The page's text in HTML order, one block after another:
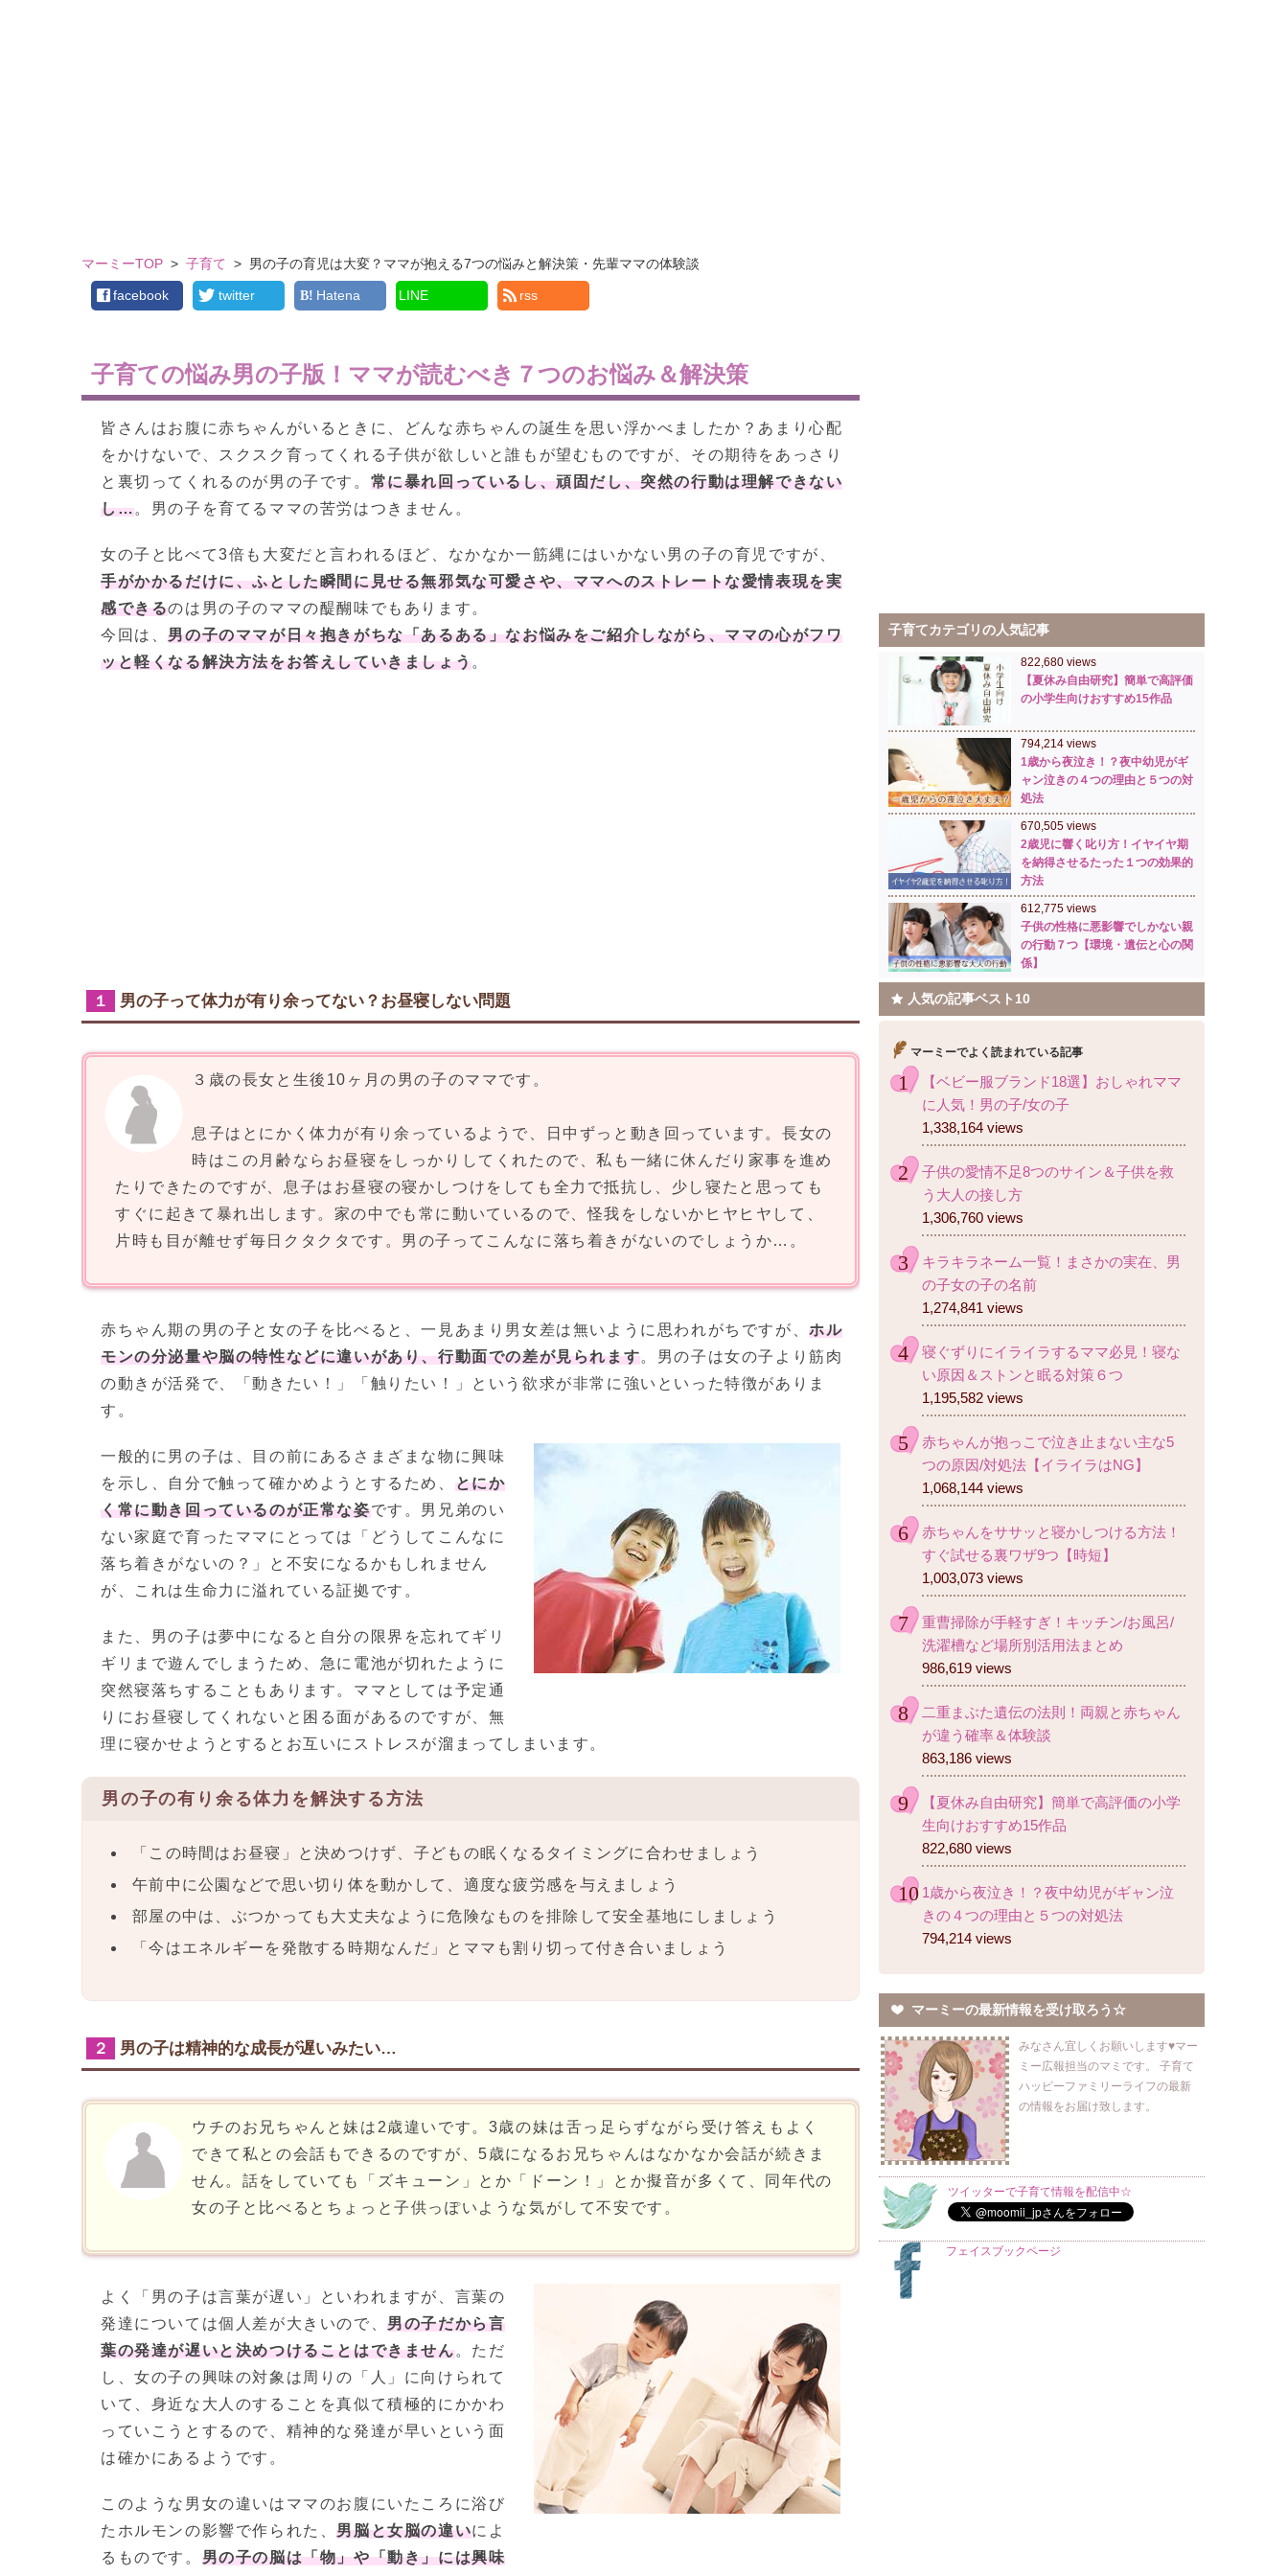
マーミーTOP > 子育て > 男の子の育児は大変？ママが抱える7つの悩みと解決策・先輩ママの体験談
facebook twitter Hatena LINE rss
子育ての悩み男の子版！ママが読むべき７つのお悩み＆解決策
皆さんはお腹に赤ちゃんがいるときに、どんな赤ちゃんの誕生を思い浮かべましたか？あまり心配
をかけないで、スクスク育ってくれる子供が欲しいと誰もが望むものですが、その期待をあっさり
と裏切ってくれるのが男の子です。 常に暴れ回っているし、頑固だし、突然の行動は理解できない
し…。男の子を育てるママの苦労はつきません。
女の子と比べて3倍も大変だと言われるほど、なかなか一筋縄にはいかない男の子の育児ですが、
手がかかるだけに、ふとした瞬間に見せる無邪気な可愛さや、ママへのストレートな愛情表現を実
感できるのは男の子のママの醍醐味でもあります。
今回は、男の子のママが日々抱きがちな「あるある」なお悩みをご紹介しながら、ママの心がフワ
ッと軽くなる解決方法をお答えしていきましょう。
１ 男の子って体力が有り余ってない？お昼寝しない問題
３歳の長女と生後10ヶ月の男の子のママです。
息子はとにかく体力が有り余っているようで、日中ずっと動き回っています。長女の
時はこの月齢ならお昼寝をしっかりしてくれたので、私も一緒に休んだり家事を進め
たりできたのですが、息子はお昼寝の寝かしつけをしても全力で抵抗し、少し寝たと思っても
すぐに起きて暴れ出します。家の中でも常に動いているので、怪我をしないかヒヤヒヤして、
片時も目が離せず毎日クタクタです。男の子ってこんなに落ち着きがないのでしょうか…。
赤ちゃん期の男の子と女の子を比べると、一見あまり男女差は無いように思われがちですが、ホル
モンの分泌量や脳の特性などに違いがあり、行動面での差が見られます。男の子は女の子より筋肉
の動きが活発で、「動きたい！」「触りたい！」という欲求が非常に強いといった特徴がありま
す。
一般的に男の子は、目の前にあるさまざまな物に興味
を示し、自分で触って確かめようとするため、 とにか
く常に動き回っているのが正常な姿です。男兄弟のい
ない家庭で育ったママにとっては「どうしてこんなに
落ち着きがないの？」と不安になるかもしれません
が、これは生命力に溢れている証拠です。
また、男の子は夢中になると自分の限界を忘れてギリ
ギリまで遊んでしまうため、急に電池が切れたように
突然寝落ちすることもあります。ママとしては予定通
りにお昼寝してくれないと困る面があるのですが、無
理に寝かせようとするとお互いにストレスが溜まってしまいます。
男の子の有り余る体力を解決する方法
「この時間はお昼寝」と決めつけず、子どもの眠くなるタイミングに合わせましょう
午前中に公園などで思い切り体を動かして、適度な疲労感を与えましょう
部屋の中は、ぶつかっても大丈夫なように危険なものを排除して安全基地にしましょう
「今はエネルギーを発散する時期なんだ」とママも割り切って付き合いましょう
２ 男の子は精神的な成長が遅いみたい…
ウチのお兄ちゃんと妹は2歳違いです。3歳の妹は舌っ足らずながら受け答えもよく
できて私との会話もできるのですが、5歳になるお兄ちゃんはなかなか会話が続きま
せん。話をしていても「ズキューン」とか「ドーン！」とか擬音が多くて、同年代の
女の子と比べるとちょっと子供っぽいような気がして不安です。
よく「男の子は言葉が遅い」といわれますが、言葉の
発達については個人差が大きいので、男の子だから言
葉の発達が遅いと決めつけることはできません。ただ
し、女の子の興味の対象は周りの「人」に向けられて
いて、身近な大人のすることを真似て積極的にかかわ
っていこうとするので、精神的な発達が早いという面
は確かにあるようです。
このような男女の違いはママのお腹にいたころに浴び
たホルモンの影響で作られた、男脳と女脳の違いによ
るものです。 男の子の脳は「物」や「動き」には興味
子育てカテゴリの人気記事
822,680 views
【夏休み自由研究】簡単で高評価
の小学生向けおすすめ15作品
794,214 views
1歳から夜泣き！？夜中幼児がギ
ャン泣きの４つの理由と５つの対
処法
670,505 views
2歳児に響く叱り方！イヤイヤ期
を納得させるたった１つの効果的
方法
612,775 views
子供の性格に悪影響でしかない親
の行動７つ【環境・遺伝と心の関
係】
人気の記事ベスト10
マーミーでよく読まれている記事
【ベビー服ブランド18選】おしゃれママ
に人気！男の子/女の子
1,338,164 views
子供の愛情不足8つのサイン＆子供を救
う大人の接し方
1,306,760 views
キラキラネーム一覧！まさかの実在、男
の子女の子の名前
1,274,841 views
寝ぐずりにイライラするママ必見！寝な
い原因＆ストンと眠る対策６つ
1,195,582 views
赤ちゃんが抱っこで泣き止まない主な5
つの原因/対処法【イライラはNG】
1,068,144 views
赤ちゃんをササッと寝かしつける方法！
すぐ試せる裏ワザ9つ【時短】
1,003,073 views
重曹掃除が手軽すぎ！キッチン/お風呂/
洗濯槽など場所別活用法まとめ
986,619 views
二重まぶた遺伝の法則！両親と赤ちゃん
が違う確率＆体験談
863,186 views
【夏休み自由研究】簡単で高評価の小学
生向けおすすめ15作品
822,680 views
1歳から夜泣き！？夜中幼児がギャン泣
きの４つの理由と５つの対処法
794,214 views
マーミーの最新情報を受け取ろう☆
みなさん宜しくお願いします♥マー
ミー広報担当のマミです。 子育て
ハッピーファミリーライフの最新
の情報をお届け致します。
ツイッターで子育て情報を配信中☆
フェイスブックページ